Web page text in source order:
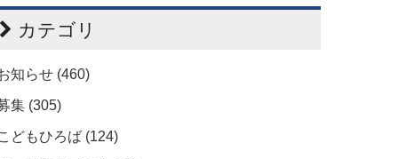
カテゴリ
知らせ (460)
集 (305)
どもひろば (124)